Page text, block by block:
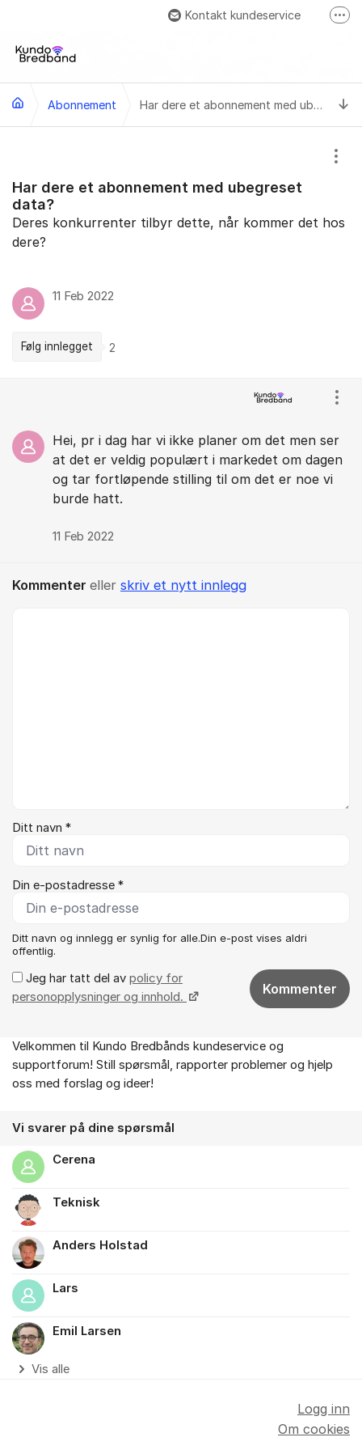
Kontakt kundeservice
Abonnement Har dere et abonnement med ubegreset data?
Har dere et abonnement med ubegreset
data?
Vis/
Deres konkurrenter tilbyr dette, når kommer det hos
dere?
11 Feb 2022
Følg innlegget 2
Hei, pr i dag har vi ikke planer om det men ser
at det er veldig populært i markedet om dagen
og tar fortløpende stilling til om det er noe vi
burde hatt.
11 Feb 2022
Vis/
Kommenter eller skriv et nytt innlegg
Ditt navn *
Din e-postadresse *
Ditt navn og innlegg er synlig for alle.Din e-post vises aldri
offentlig.
Jeg har tatt del av policy for
personopplysninger og innhold.
Kommenter
Om forumet
Velkommen til Kundo Bredbånds kundeservice og
supportforum! Still spørsmål, rapporter problemer og hjelp
oss med forslag og ideer!
Vi svarer på dine spørsmål
Cerena
Teknisk
Anders Holstad
Lars
Emil Larsen
Vis alle
Logg inn
Om cookies